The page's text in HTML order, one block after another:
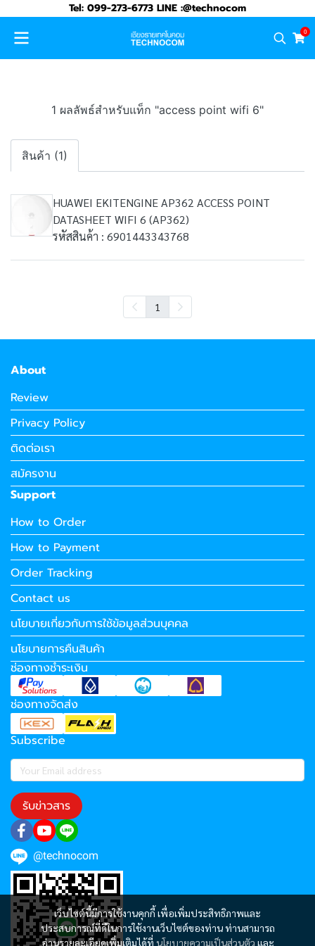
Tel: 099-273-6773 LINE :@technocom
0
1 ผลลัพธ์สำหรับแท็ก "access point wifi 6"
สินค้า (1)
HUAWEI EKITENGINE AP362 ACCESS POINT
DATASHEET WIFI 6 (AP362)
รหัสสินค้า : 6901443343768
1
เว็บไซต์นี้มีการใช้งานคุกกี้ เพื่อเพิ่มประสิทธิภาพและ
ประสบการณ์ที่ดีในการใช้งานเว็บไซต์ของท่าน ท่านสามารถ
อ่านรายละเอียดเพิ่มเติมได้ที่ นโยบายความเป็นส่วนตัว และ
About
Review
Privacy Policy
ติดต่อเรา
สมัครงาน
Support
How to Order
How to Payment
Order Tracking
Contact us
นโยบายเกี่ยวกับการใช้ข้อมูลส่วนบุคคล
นโยบายการคืนสินค้า
ช่องทางชำระเงิน
ช่องทางจัดส่ง
Subscribe
รับข่าวสาร
@technocom